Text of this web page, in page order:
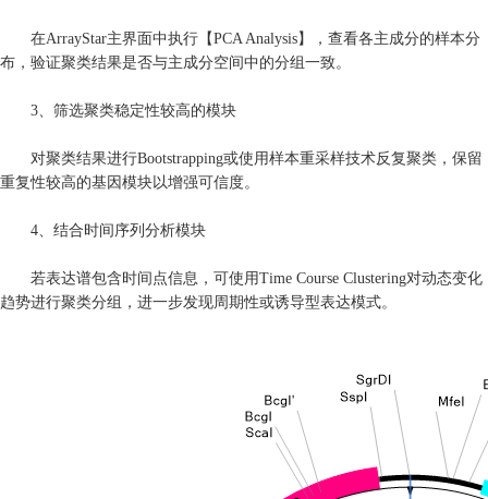
在ArrayStar主界面中执行【PCA Analysis】，查看各主成分的样本分
布，验证聚类结果是否与主成分空间中的分组一致。
3、筛选聚类稳定性较高的模块
对聚类结果进行Bootstrapping或使用样本重采样技术反复聚类，保留
重复性较高的基因模块以增强可信度。
4、结合时间序列分析模块
若表达谱包含时间点信息，可使用Time Course Clustering对动态变化
趋势进行聚类分组，进一步发现周期性或诱导型表达模式。